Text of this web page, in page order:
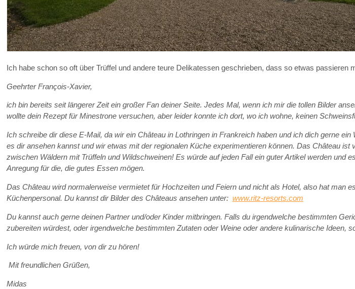
Ich habe schon so oft über Trüffel und andere teure Delikatessen geschrieben, dass so etwas passieren
Geehrter François-Xavier,
ich bin bereits seit längerer Zeit ein großer Fan deiner Seite. Jedes Mal, wenn ich mir die tollen Bilder
wollte dein Rezept für Minestrone versuchen, aber leider konnte ich dort, wo ich wohne, keinen
Ich schreibe dir diese E-Mail, da wir ein Château in Lothringen in Frankreich haben und ich dich gerne
es dir ansehen kannst und wir etwas mit der regionalen Küche experimentieren können. Das Château ist
zwischen Wäldern mit Trüffeln und Wildschweinen! Es würde auf jeden Fall ein guter Artikel werden und
Anregung für die, die gutes Essen mögen.
Das Château wird normalerweise vermietet für Hochzeiten und Feiern und nicht als Hotel, also hat man
Küchenpersonal. Du kannst dir Bilder des Châteaus ansehen unter: www.ritz-resorts.com
Du kannst auch gerne deinen Partner und/oder Kinder mitbringen. Falls du irgendwelche bestimmten
zubereiten würdest, oder irgendwelche bestimmten Zutaten oder Weine oder andere kulinarische Ideen,
Ich würde mich freuen, von dir zu hören!
Mit freundlichen Grüßen,
Midas